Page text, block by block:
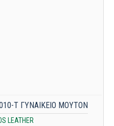
LEATHER
T ΓΥΝΑΙΚΕΙΟ ΜΟΥΤΟΝ